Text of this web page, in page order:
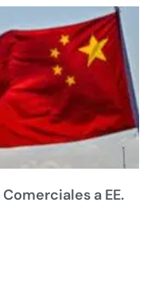
a EE.